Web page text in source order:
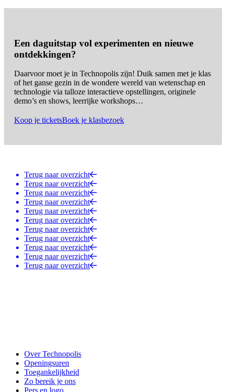
Een daguitstap vol experimenten en nieuwe
ontdekkingen?
Daarvoor moet je in Technopolis zijn! Duik samen met je klas
of het ganse gezin in de wondere wereld van wetenschap en
technologie via talloze interactieve opstellingen, originele
demo’s en shows, leerrijke workshops…
Koop je ticketsBoek je klasbezoek
Terug naar overzicht
Terug naar overzicht
Terug naar overzicht
Terug naar overzicht
Terug naar overzicht
Terug naar overzicht
Terug naar overzicht
Terug naar overzicht
Terug naar overzicht
Terug naar overzicht
Terug naar overzicht
Over Technopolis
Openingsuren
Toegankelijkheid
Zo bereik je ons
Pers en logo